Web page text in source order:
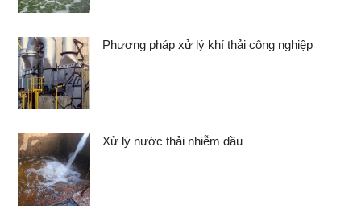
Phương pháp xử lý khí thải công nghiệp
Xử lý nước thải nhiễm dầu